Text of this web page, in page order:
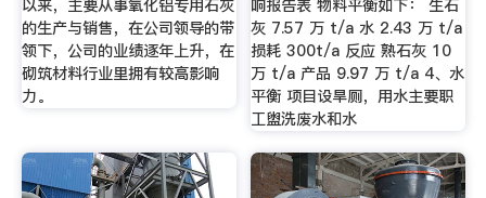
以来，主要从事氧化铝专用石灰
的生产与销售，在公司领导的带
领下，公司的业绩逐年上升，在
砌筑材料行业里拥有较高影响
力。
响报告表 物料平衡如下： 生石
灰 7.57 万 t/a 水 2.43 万 t/a
损耗 300t/a 反应 熟石灰 10
万 t/a 产品 9.97 万 t/a 4、水
平衡 项目设旱厕，用水主要职
工盥洗废水和水